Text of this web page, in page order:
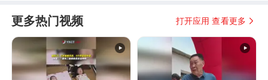
更多热门视频 打开应用 查看更多